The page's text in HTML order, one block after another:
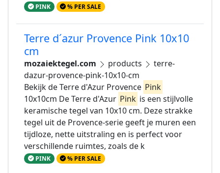
PINK % PER SALE
Terre d´azur Provence Pink 10x10
cm
mozaiektegel.com products
terre-
dazur-provence-pink-10x10-cm
Bekijk de Terre d'Azur Provence Pink
10x10cm De Terre d'Azur Pink is een stijlvolle
keramische tegel van 10x10 cm. Deze strakke
tegel uit de Provence-serie geeft je muren een
tijdloze, nette uitstraling en is perfect voor
verschillende ruimtes, zoals de k
PINK % PER SALE